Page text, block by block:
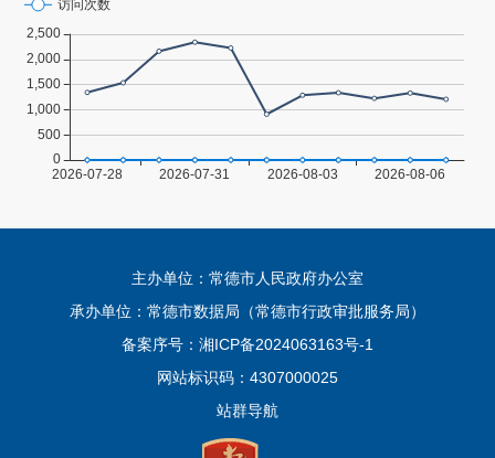
主办单位：常德市人民政府办公室
承办单位：常德市数据局（常德市行政审批服务局）
备案序号： 湘ICP备2024063163号-1
网站标识码：4307000025
站群导航